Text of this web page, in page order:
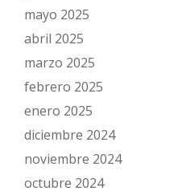
mayo 2025
abril 2025
marzo 2025
febrero 2025
enero 2025
diciembre 2024
noviembre 2024
octubre 2024